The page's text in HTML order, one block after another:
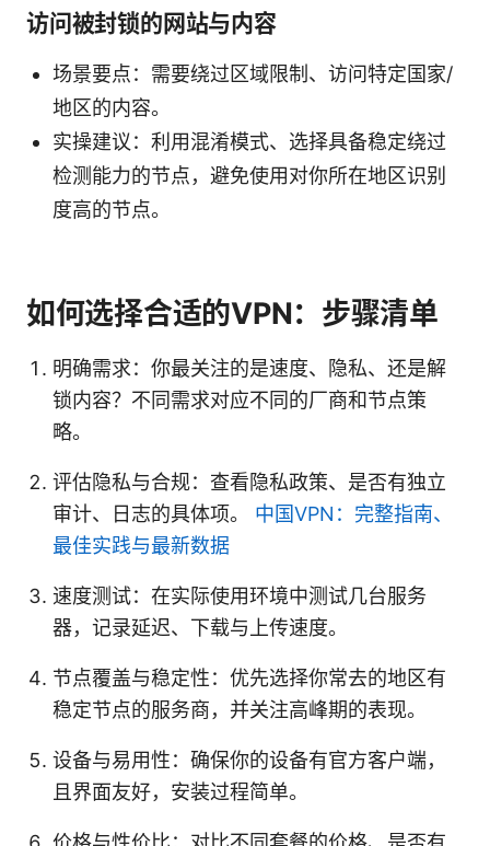
访问被封锁的网站与内容
场景要点：需要绕过区域限制、访问特定国家/
地区的内容。
实操建议：利用混淆模式、选择具备稳定绕过
检测能力的节点，避免使用对你所在地区识别
度高的节点。
如何选择合适的VPN：步骤清单
明确需求：你最关注的是速度、隐私、还是解
锁内容？不同需求对应不同的厂商和节点策
略。
评估隐私与合规：查看隐私政策、是否有独立
审计、日志的具体项。 中国VPN：完整指南、
最佳实践与最新数据
速度测试：在实际使用环境中测试几台服务
器，记录延迟、下载与上传速度。
节点覆盖与稳定性：优先选择你常去的地区有
稳定节点的服务商，并关注高峰期的表现。
设备与易用性：确保你的设备有官方客户端，
且界面友好，安装过程简单。